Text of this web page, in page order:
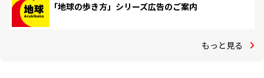
「地球の歩き方」シリーズ広告のご案内
もっと見る